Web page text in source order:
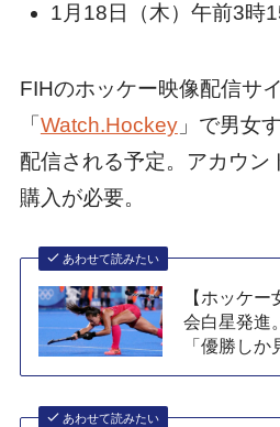
1月18日（木）午前3時
FIHのホッケー映像配信サ
「 Watch.Hockey」で男女
配信される予定。アカウン
購入が必要。
あわせて読みたい
【ホッケ
会白星発進
「優勝しか
あわせて読みたい